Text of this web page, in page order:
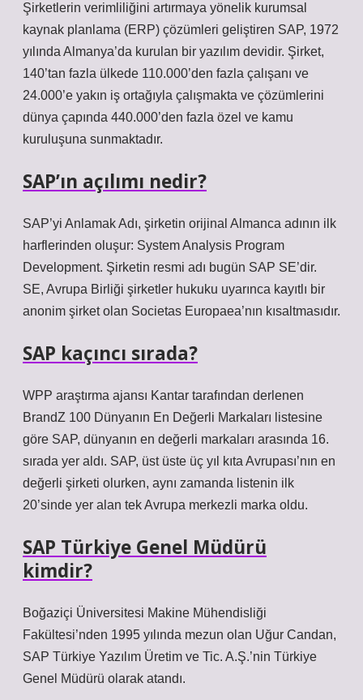
Şirketlerin verimliliğini artırmaya yönelik kurumsal
kaynak planlama (ERP) çözümleri geliştiren SAP, 1972
yılında Almanya’da kurulan bir yazılım devidir. Şirket,
140’tan fazla ülkede 110.000’den fazla çalışanı ve
24.000’e yakın iş ortağıyla çalışmakta ve çözümlerini
dünya çapında 440.000’den fazla özel ve kamu
kuruluşuna sunmaktadır.
SAP’ın açılımı nedir?
SAP’yi Anlamak Adı, şirketin orijinal Almanca adının ilk
harflerinden oluşur: System Analysis Program
Development. Şirketin resmi adı bugün SAP SE’dir.
SE, Avrupa Birliği şirketler hukuku uyarınca kayıtlı bir
anonim şirket olan Societas Europaea’nın kısaltmasıdır.
SAP kaçıncı sırada?
WPP araştırma ajansı Kantar tarafından derlenen
BrandZ 100 Dünyanın En Değerli Markaları listesine
göre SAP, dünyanın en değerli markaları arasında 16.
sırada yer aldı. SAP, üst üste üç yıl kıta Avrupası’nın en
değerli şirketi olurken, aynı zamanda listenin ilk
20’sinde yer alan tek Avrupa merkezli marka oldu.
SAP Türkiye Genel Müdürü
kimdir?
Boğaziçi Üniversitesi Makine Mühendisliği
Fakültesi’nden 1995 yılında mezun olan Uğur Candan,
SAP Türkiye Yazılım Üretim ve Tic. A.Ş.’nin Türkiye
Genel Müdürü olarak atandı.